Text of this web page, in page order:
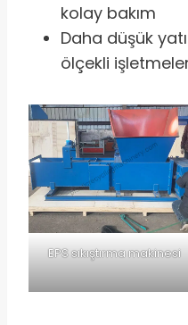
kolay bakım
Daha düşük
ölçekli
EPS sıkıştırma makinesi